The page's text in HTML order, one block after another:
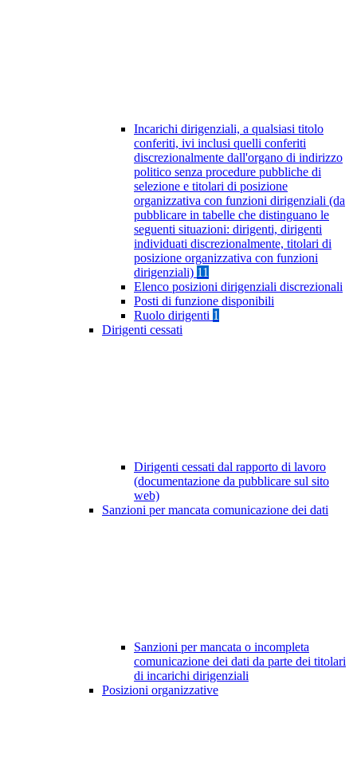
Incarichi dirigenziali, a qualsiasi titolo
conferiti, ivi inclusi quelli conferiti
discrezionalmente dall'organo di indirizzo
politico senza procedure pubbliche di
selezione e titolari di posizione
organizzativa con funzioni dirigenziali (da
pubblicare in tabelle che distinguano le
seguenti situazioni: dirigenti, dirigenti
individuati discrezionalmente, titolari di
posizione organizzativa con funzioni
dirigenziali) 11
Elenco posizioni dirigenziali discrezionali
Posti di funzione disponibili
Ruolo dirigenti 1
Dirigenti cessati
Dirigenti cessati dal rapporto di lavoro
(documentazione da pubblicare sul sito
web)
Sanzioni per mancata comunicazione dei dati
Sanzioni per mancata o incompleta
comunicazione dei dati da parte dei titolari
di incarichi dirigenziali
Posizioni organizzative